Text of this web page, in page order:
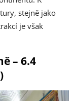
stejně jako
je však
– 6.4